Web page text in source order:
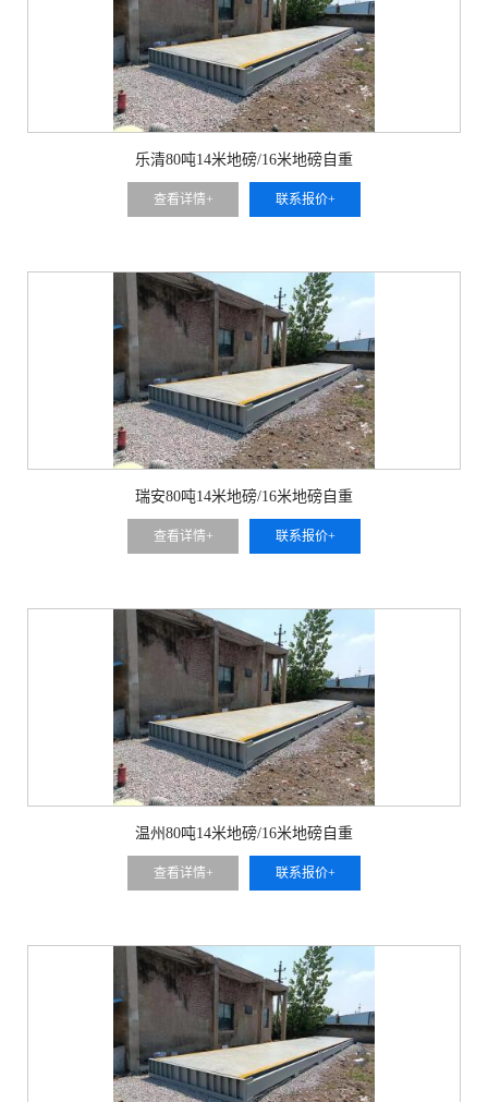
乐清80吨14米地磅/16米地磅自重
查看详情+ 联系报价+
瑞安80吨14米地磅/16米地磅自重
查看详情+ 联系报价+
温州80吨14米地磅/16米地磅自重
查看详情+ 联系报价+